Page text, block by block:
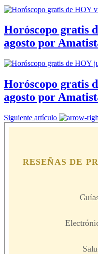
Horóscopo gratis
agosto por
Horóscopo gratis
agosto por
Siguiente artículo